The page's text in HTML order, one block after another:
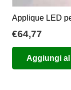
Applique LED
€64,77
Aggiungi